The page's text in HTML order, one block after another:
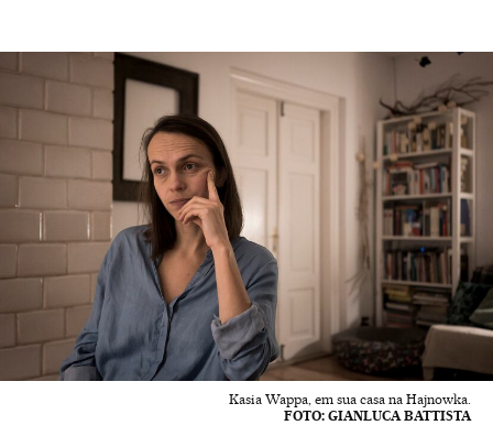
Kasia Wappa, em sua casa na Hajnowka.
FOTO: GIANLUCA BATTISTA